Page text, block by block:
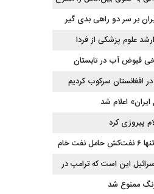
بر سر دو راهی بدی گیر
علوم پزشکی از فردا
قبوض آب در تابستان
افغانستان سرکوب کردیم
اعلام شد
پیروزی کرد
شرکت ردیابی کشتیرانی کپلر: تنها ۶ نفت‌کش حامل نفت خام
در اسرائیل این است که ترامپ در
ممنوع شد